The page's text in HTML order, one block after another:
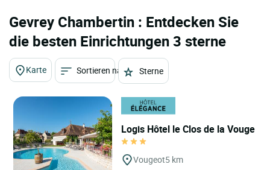
Gevrey Chambertin : Entdecken Sie
die besten Einrichtungen 3 sterne
Karte Sortieren nach Sterne
Logis Hôtel le Clos de la Vouge
Vougeot5 km